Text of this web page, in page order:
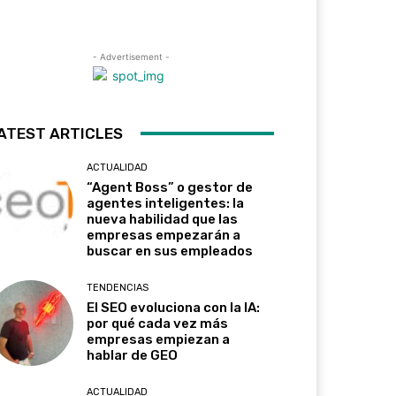
- Advertisement -
ARTICLES
ACTUALIDAD
“Agent Boss” o gestor de
agentes inteligentes: la
nueva habilidad que las
empresas empezarán a
buscar en sus empleados
TENDENCIAS
El SEO evoluciona con la IA:
por qué cada vez más
empresas empiezan a
hablar de GEO
ACTUALIDAD